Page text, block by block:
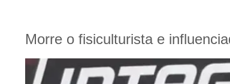
Morre o fisiculturista e